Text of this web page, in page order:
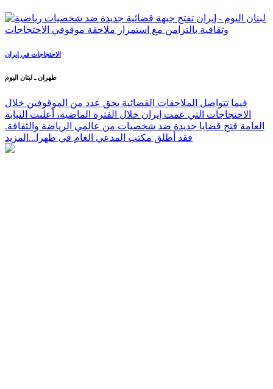
الاحتجاجات في إيران
طهران ـ لبنان اليوم
فيما تتواصل الملاحقات القضائية بحق عدد من الموقوفين خلال
الاحتجاجات التي عمت إيران خلال الفترة الماضية، أعلنت النيابة
العامة فتح قضايا جديدة ضد شخصيات من عالمي الرياضة والثقافة.
فقد أطلق مكتب المدعي العام في طهرا... المزيد